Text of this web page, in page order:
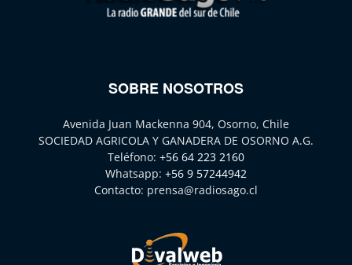
SOBRE NOSOTROS
Avenida Juan Mackenna 904, Osorno, Chile
SOCIEDAD AGRICOLA Y GANADERA DE OSORNO A.G.
Teléfono: +56 64 223 2160
Whatsapp: +56 9 57244942
Contacto: prensa@radiosago.cl